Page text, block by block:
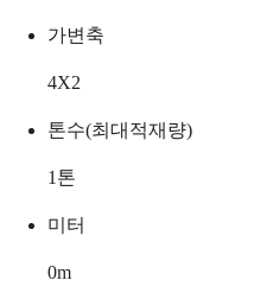
가변축
4X2
톤수(최대적재량)
1 톤
미터
0m